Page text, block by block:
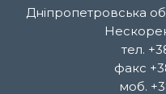
Дніпропетровська
тел.
факс
моб.